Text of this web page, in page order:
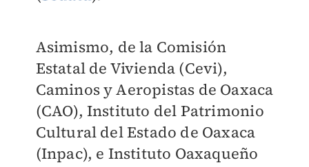
Asimismo, de la Comisión
Estatal de Vivienda (Cevi),
Caminos y Aeropistas de Oaxaca
(CAO), Instituto del Patrimonio
Cultural del Estado de Oaxaca
(Inpac), e Instituto Oaxaqueño